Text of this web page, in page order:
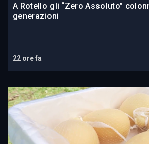
A Rotello gli “Zero Assoluto”
generazioni
22 ore fa